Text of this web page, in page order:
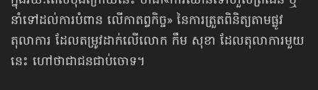
នាំទៅដល់​ការបំពាន លើកាតព្វកិច្ច» នៃការត្រួតពិនិត្យតាម​ផ្លូវ​
តុលាការ ដែលតម្រូវដាក់​លើ​លោក កឹម សុខា ដែលតុលាការមួយ
នេះ ហៅថាជាជនជាប់​ចោទ។